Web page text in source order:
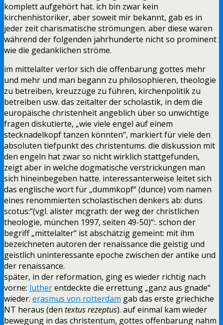
komplett aufgehört hat. ich bin zwar kein
kirchenhistoriker, aber soweit mir bekannt, gab es in
jeder zeit charismatische strömungen. aber diese waren
während der folgenden jahrhunderte nicht so prominent
wie die gedanklichen ströme.
im mittelalter verlor sich die offenbarung gottes mehr
und mehr und man begann zu philosophieren, theologie
zu betreiben, kreuzzüge zu führen, kirchenpolitik zu
betreiben usw. das zeitalter der scholastik, in dem die
europäische christenheit angeblich über so unwichtige
fragen diskutierte, „wie viele engel auf einem
stecknadelkopf tanzen könnten“, markiert für viele den
absoluten tiefpunkt des christentums. die diskussion mit
den engeln hat zwar so nicht wirklich stattgefunden,
zeigt aber in welche dogmatische verstrickungen man
sich hineinbegeben hatte. interessanterweise leitet sich
das englische wort für „dummkopf“ (dunce) vom namen
eines renommierten scholastischen denkers ab: duns
scotus:“(vgl. alister mcgrath: der weg der christlichen
theologie, münchen 1997, seiten 49-50)“:. schon der
begriff „mittelalter“ ist abschätzig gemeint: mit ihm
bezeichneten autoren der renaissance die geistig und
geistlich uninteressante epoche zwischen der antike und
der renaissance.
später, in der reformation, ging es wieder richtig nach
vorne: lutherentdeckte die errettung „ganz aus gnade“
wieder. erasmus von rotterdam gab das erste griechiche
NT heraus (den textus rezeptus). auf einmal kam wieder
bewegung in das christentum, gottes offenbarung nahm